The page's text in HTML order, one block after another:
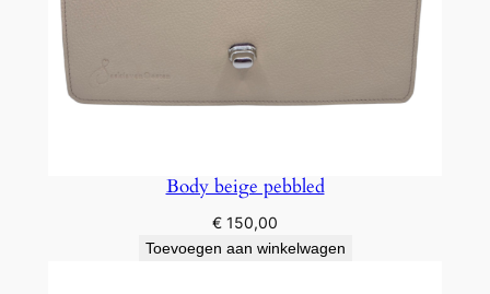
Body beige pebbled
€ 150,00
Toevoegen aan winkelwagen